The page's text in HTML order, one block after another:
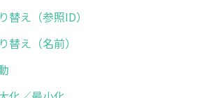
替え（参照ID）
替え（名前）